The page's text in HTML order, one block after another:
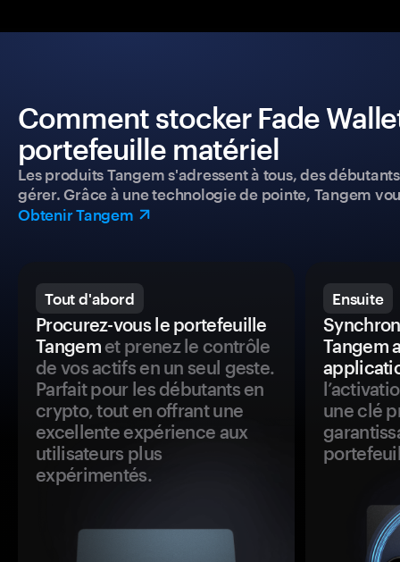
Comment stocker Fade
portefeuille matériel
Les produits Tangem s'adressent à tous, des
gérer. Grâce à une technologie de pointe, Tangem
Obtenir Tangem
Tout d'abord
Procurez-vous le portefeuille
Tangemet prenez le contrôle
de vos actifs en un seul geste.
Parfait pour les débutants en
crypto, tout en offrant une
excellente expérience aux
utilisateurs plus
expérimentés.
Ensuite
Tangem
une clé